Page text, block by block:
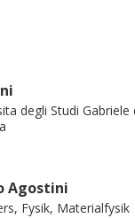
degli Studi
Agostini
Fysik, Materialfysik